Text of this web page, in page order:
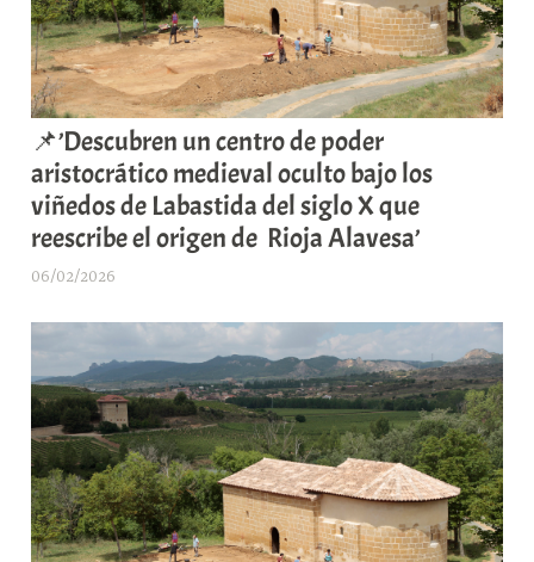
📌’Descubren un centro de poder
aristocrático medieval oculto bajo los
viñedos de Labastida del siglo X que
reescribe el origen de Rioja Alavesa’
06/02/2026
a
b
a
r
E
r
r
i